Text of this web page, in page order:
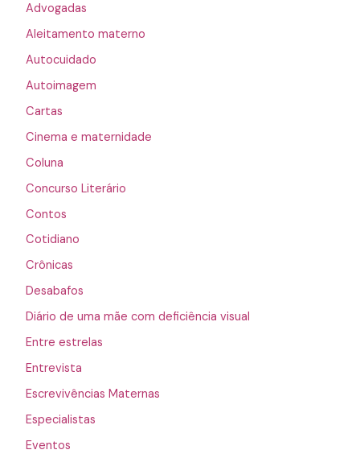
Advogadas
Aleitamento materno
Autocuidado
Autoimagem
Cartas
Cinema e maternidade
Coluna
Concurso Literário
Contos
Cotidiano
Crônicas
Desabafos
Diário de uma mãe com deficiência visual
Entre estrelas
Entrevista
Escrevivências Maternas
Especialistas
Eventos